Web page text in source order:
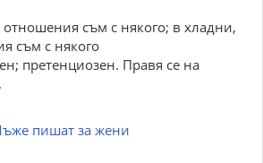
съм с някого; в хладни,
съм с някого
претенциозен. Правя се на
пишат за жени